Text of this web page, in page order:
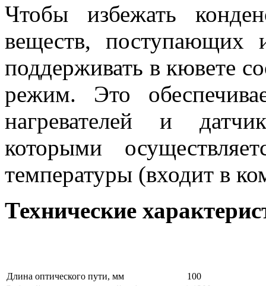
Чтобы избежать
веществ, поступающих
поддерживать в кювете
режим. Это
нагревателей и
которыми
температуры (входит в
Технические
Длина оптического пути, мм
100